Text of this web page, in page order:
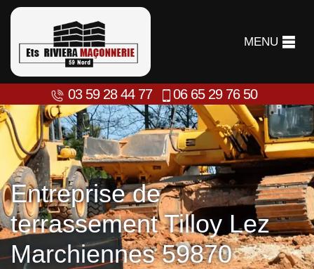
MENU
03 59 28 44 77 06 65 29 76 50
Entreprise de
terrassement Tilloy Lez
Marchiennes 59870